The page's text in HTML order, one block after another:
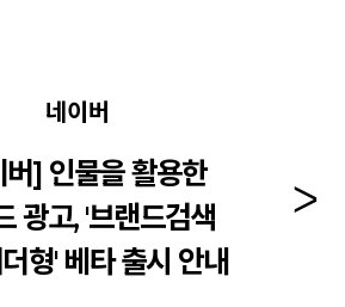
네이버
버] 인물을 활용한
광고, '브랜드검색
형' 베타 출시 안내